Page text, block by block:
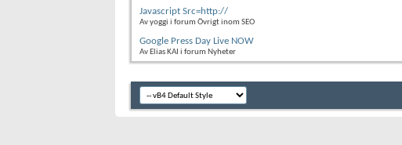
Javascript Src=http://
Av yoggi i forum Övrigt inom SEO
Google Press Day Live NOW
Av Elias KAI i forum Nyheter